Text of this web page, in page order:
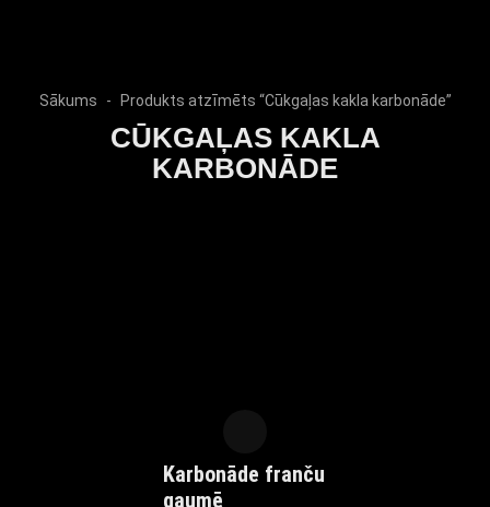
Sākums Produkts atzīmēts “Cūkgaļas kakla karbonāde”
CŪKGAĻAS KAKLA
KARBONĀDE
Karbonāde franču
gaumē